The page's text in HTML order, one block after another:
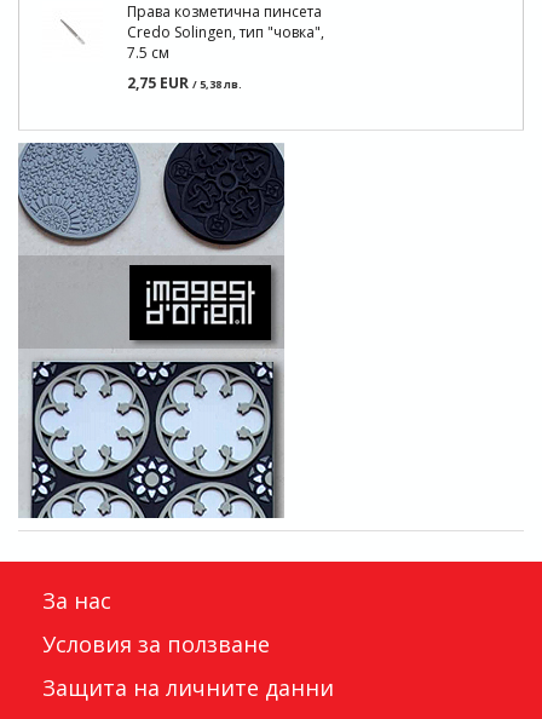
Права козметична пинсета
Credo Solingen, тип "човка",
7.5 см
2,75 EUR / 5,38 лв.
За нас
Условия за ползване
Защита на личните данни